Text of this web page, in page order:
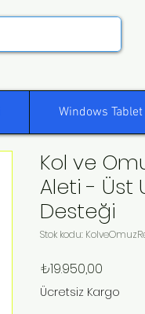
Windows Tablet
Kol ve
Aleti - Üst
Desteği
Stok kodu:
₺19.950,00
Ücretsiz Kargo